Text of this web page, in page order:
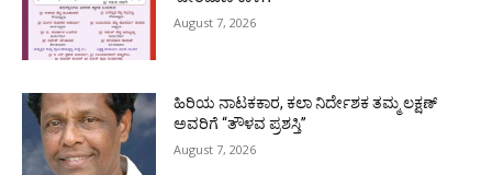
August 7, 2026
ಹಿರಿಯ ನಾಟಕಕಾರ, ಕಲಾ ನಿರ್ದೇಶಕ ತಮ್ಮ ಲಕ್ಷಣ್
ಅವರಿಗೆ “ತೌಳವ ಪ್ರಶಸ್ತಿ”
August 7, 2026